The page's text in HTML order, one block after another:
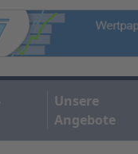
Unsere
Angebote